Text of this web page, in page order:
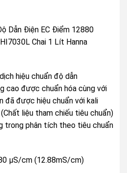
Dẫn Điện EC Điểm 12880
Chai 1 Lít Hanna
hiệu chuẩn độ dẫn
cao được chuẩn hóa cùng với
đã được hiệu chuẩn với kali
liệu tham chiếu tiêu chuẩn)
trong phân tích theo tiêu chuẩn
µS/cm (12.88mS/cm)